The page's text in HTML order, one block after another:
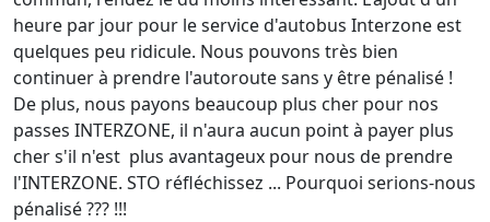
heure par jour pour le service d'autobus Interzone est
quelques peu ridicule. Nous pouvons très bien
continuer à prendre l'autoroute sans y être pénalisé !
De plus, nous payons beaucoup plus cher pour nos
passes INTERZONE, il n'aura aucun point à payer plus
cher s'il n'est plus avantageux pour nous de prendre
l'INTERZONE. STO réfléchissez ... Pourquoi serions-nous
pénalisé ??? !!!